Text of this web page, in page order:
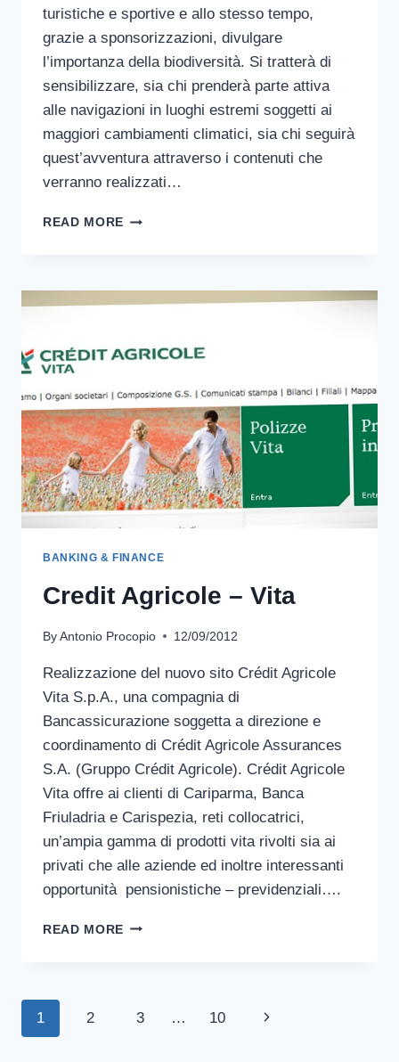
turistiche e sportive e allo stesso tempo,
grazie a sponsorizzazioni, divulgare
l’importanza della biodiversità. Si tratterà di
sensibilizzare, sia chi prenderà parte attiva
alle navigazioni in luoghi estremi soggetti ai
maggiori cambiamenti climatici, sia chi seguirà
quest’avventura attraverso i contenuti che
verranno realizzati…
READ MORE SAILINGEXPEDITION
BANKING & FINANCE
Credit Agricole – Vita
By Antonio Procopio 12/09/2012
Realizzazione del nuovo sito Crédit Agricole
Vita S.p.A., una compagnia di
Bancassicurazione soggetta a direzione e
coordinamento di Crédit Agricole Assurances
S.A. (Gruppo Crédit Agricole). Crédit Agricole
Vita offre ai clienti di Cariparma, Banca
Friuladria e Carispezia, reti collocatrici,
un’ampia gamma di prodotti vita rivolti sia ai
privati che alle aziende ed inoltre interessanti
opportunità pensionistiche – previdenziali….
READ MORE CREDIT
Page
1 2 3 … 10
Next